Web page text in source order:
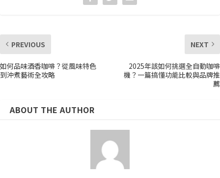
PREVIOUS
如何品味酒香咖啡？從風味特色
到沖煮藝術全攻略
NEXT
2025年該如何挑選全自動咖啡
機？一篇搞懂功能比較與品牌推
薦
ABOUT THE AUTHOR